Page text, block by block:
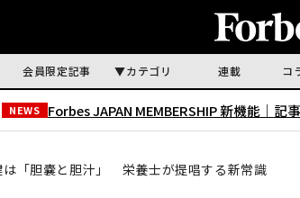
会員限定記事 カテゴリ 連載 コ
NEWS Forbes JAPAN MEMBERSHIP 新機能｜ 記
は「胆嚢と胆汁」 栄養士が提唱する新常識